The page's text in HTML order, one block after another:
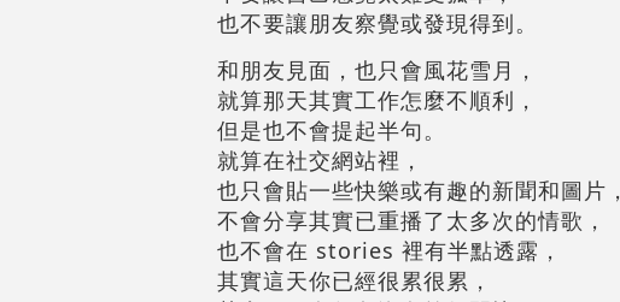
也不要讓朋友察覺或發現得到。
和朋友見面，也只會風花雪月，
就算那天其實工作怎麼不順利，
但是也不會提起半句。
就算在社交網站裡，
也只會貼一些快樂或有趣的新聞和圖片，
不會分享其實已重播了太多次的情歌，
也不會在 stories 裡有半點透露，
其實這天你已經很累很累，